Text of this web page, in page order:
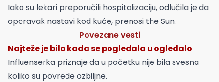
Iako su lekari preporučili hospitalizaciju, odlučila je da
oporavak nastavi kod kuće, prenosi the Sun.
Povezane vesti
Najteže je bilo kada se pogledala u ogledalo
Influenserka priznaje da u početku nije bila svesna
koliko su povrede ozbiljne.